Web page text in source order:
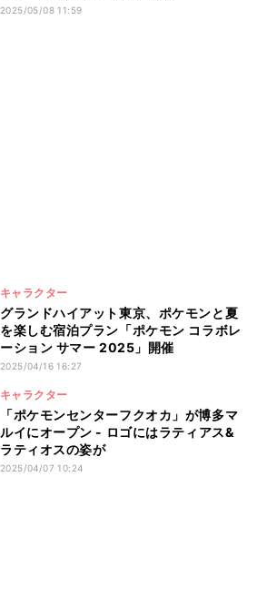
2025/05/08 11:59
キャラクター
グランドハイアット東京、ポケモンと夏
を楽しむ宿泊プラン「ポケモン コラボレ
ーション サマー 2025」開催
2025/04/16 16:27
キャラクター
「ポケモンセンターフクオカ」が博多マ
ルイにオープン - ロゴにはラティアス&
ラティオスの姿が
2025/04/07 10:24